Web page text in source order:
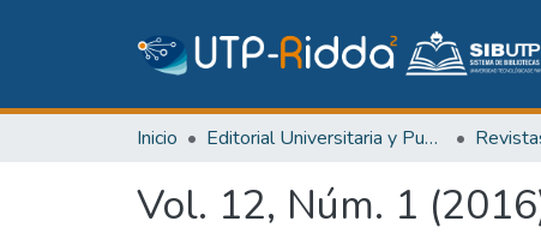
Inicio Editorial Universitaria y Publicaciones Seriadas
Vol. 12, Núm. 1